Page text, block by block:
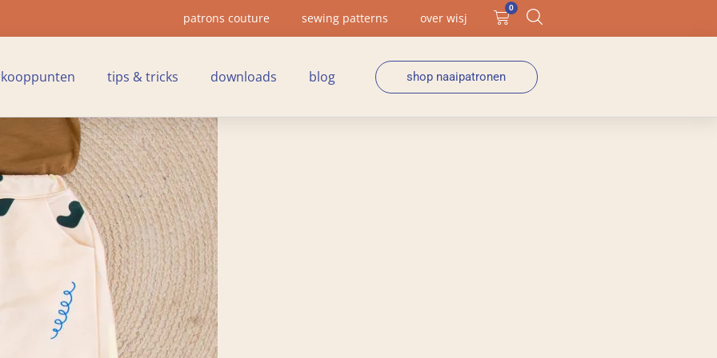
patrons couture sewing patterns over wisj
0
tips & tricks downloads blog shop naaipatronen